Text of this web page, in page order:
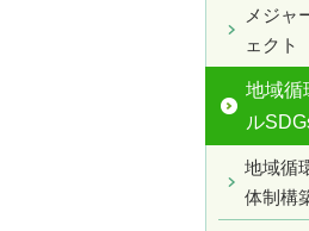
メジャ
ェクト
地域循
ル
地域循
体制構